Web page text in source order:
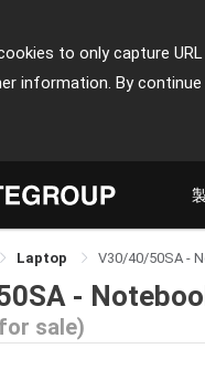
to only capture
information. By continue
Laptop V30/40/50SA -
-
sale)